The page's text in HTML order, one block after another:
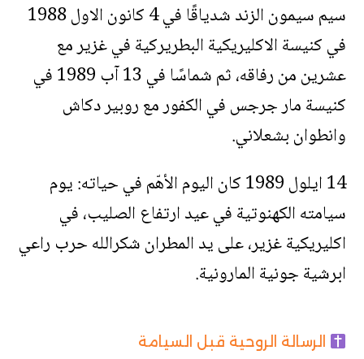
سيم سيمون الزند شدياقًا في 4 كانون الاول 1988
في كنيسة الاكليريكية البطريركية في غزير مع
عشرين من رفاقه، ثم شماسًا في 13 آب 1989 في
كنيسة مار جرجس في الكفور مع روبير دكاش
وانطوان بشعلاني.
14 ايلول 1989 كان اليوم الأهّم في حياته: يوم
سيامته الكهنوتية في عيد ارتفاع الصليب، في
اكليريكية غزير، على يد المطران شكرالله حرب راعي
ابرشية جونية المارونية.
الرسالة الروحية قبل السيامة